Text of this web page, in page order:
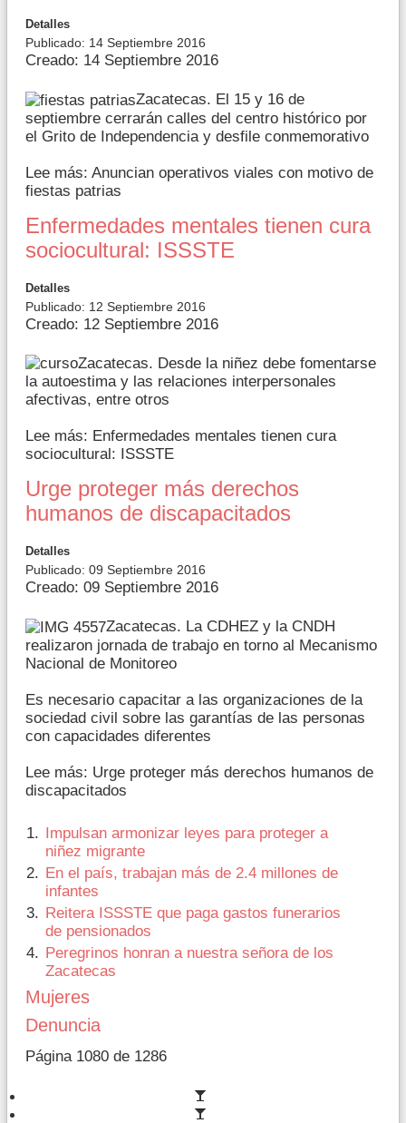
Detalles
Publicado: 14 Septiembre 2016
Creado: 14 Septiembre 2016
Zacatecas. El 15 y 16 de
septiembre cerrarán calles del centro histórico por
el Grito de Independencia y desfile conmemorativo
Lee más: Anuncian operativos viales con motivo de
fiestas patrias
Enfermedades mentales tienen cura
sociocultural: ISSSTE
Detalles
Publicado: 12 Septiembre 2016
Creado: 12 Septiembre 2016
Zacatecas. Desde la niñez debe fomentarse
la autoestima y las relaciones interpersonales
afectivas, entre otros
Lee más: Enfermedades mentales tienen cura
sociocultural: ISSSTE
Urge proteger más derechos
humanos de discapacitados
Detalles
Publicado: 09 Septiembre 2016
Creado: 09 Septiembre 2016
Zacatecas. La CDHEZ y la CNDH
realizaron jornada de trabajo en torno al Mecanismo
Nacional de Monitoreo
Es necesario capacitar a las organizaciones de la
sociedad civil sobre las garantías de las personas
con capacidades diferentes
Lee más: Urge proteger más derechos humanos de
discapacitados
Impulsan armonizar leyes para proteger a
niñez migrante
En el país, trabajan más de 2.4 millones de
infantes
Reitera ISSSTE que paga gastos funerarios
de pensionados
Peregrinos honran a nuestra señora de los
Zacatecas
Mujeres
Denuncia
Página 1080 de 1286